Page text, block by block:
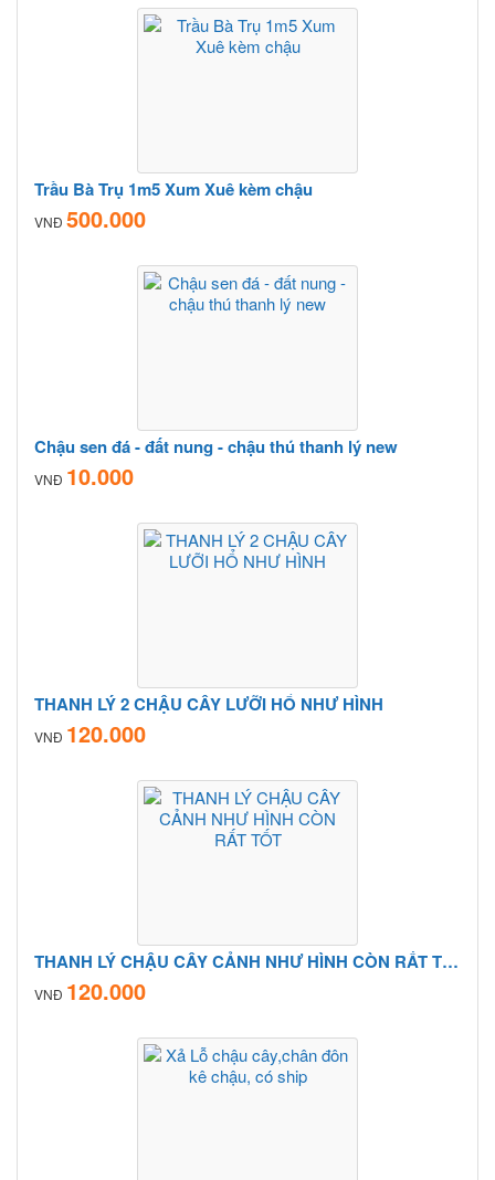
Trầu Bà Trụ 1m5 Xum Xuê kèm chậu
VNĐ 500.000
Chậu sen đá - đất nung - chậu thú thanh lý new
VNĐ 10.000
THANH LÝ 2 CHẬU CÂY LƯỠI HỔ NHƯ HÌNH
VNĐ 120.000
THANH LÝ CHẬU CÂY CẢNH NHƯ HÌNH CÒN RẤT TỐT
VNĐ 120.000